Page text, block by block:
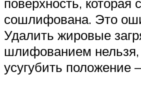
сошлифована. Это
Удалить жировые
шлифованием нельзя,
усугубить положение